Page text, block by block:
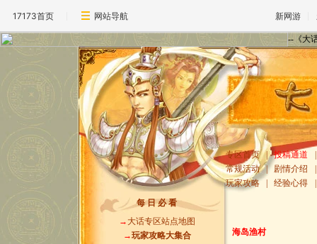
17173首页 网站导航 新网游
--《大
专区首页 投稿通道
常规活动
剧情介绍
玩家攻略
经验心得
每 日 必 看
→ 大话专区站点地图
→玩家攻略大集合
海岛渔村